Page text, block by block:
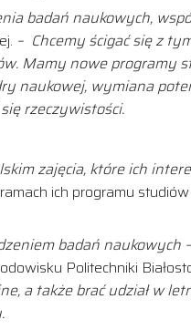
badań naukowych,
– Chcemy ścigać się z
Mamy nowe programy
naukowej, wymiana
rzeczywistości.
zajęcia, które ich
ich programu
badań naukowych –
Politechniki
a także brać udział w